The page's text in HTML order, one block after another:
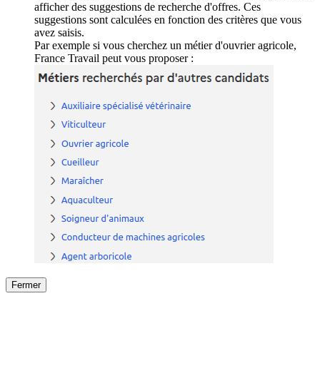
afficher des suggestions de recherche d'offres. Ces
suggestions sont calculées en fonction des critères que vous
avez saisis.
Par exemple si vous cherchez un métier d'ouvrier agricole,
France Travail peut vous proposer :
Fermer